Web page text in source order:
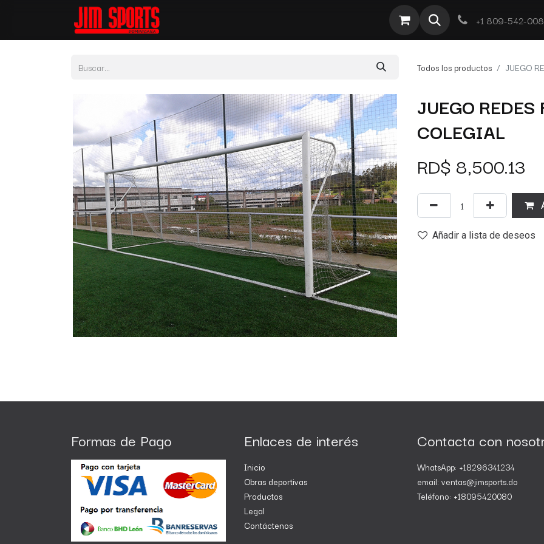
Obra Deportiva Contacto
+1 809-542-
Todos los productos JUEGO
JUEGO
COLEGIAL
RD$ 8,500.13
Añadir a lista de deseos
Formas de Pago Enlaces de interés
Inicio
Obras deportivas
Productos
Legal
Contáctenos
Contacta con
WhatsApp: +18296341234
email: ventas@jimsports.do
Teléfono: +18095420080